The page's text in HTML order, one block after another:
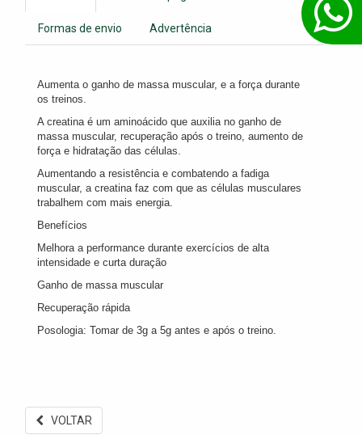
Formas de envio Advertência
Aumenta o ganho de massa muscular, e a força durante
os treinos.
A creatina é um aminoácido que auxilia no ganho de
massa muscular, recuperação após o treino, aumento de
força e hidratação das células.
Aumentando a resistência e combatendo a fadiga
muscular, a creatina faz com que as células musculares
trabalhem com mais energia.
Benefícios
Melhora a performance durante exercícios de alta
intensidade e curta duração
Ganho de massa muscular
Recuperação rápida
Posologia: Tomar de 3g a 5g antes e após o treino.
VOLTAR